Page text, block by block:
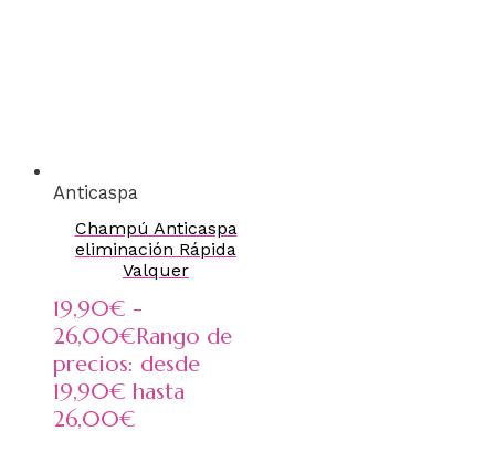
Anticaspa
Champú Anticaspa
eliminación Rápida
Valquer
19,90€ -
26,00€Rango de
precios: desde
19,90€ hasta
26,00€